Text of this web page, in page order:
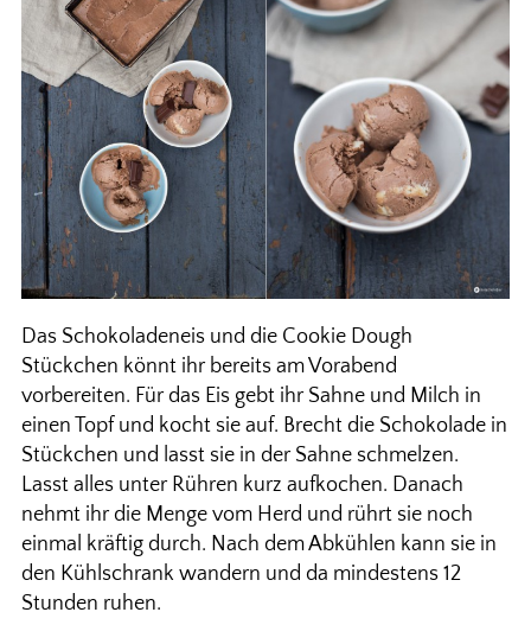
Das Schokoladeneis und die Cookie Dough
Stückchen könnt ihr bereits am Vorabend
vorbereiten. Für das Eis gebt ihr Sahne und Milch in
einen Topf und kocht sie auf. Brecht die Schokolade in
Stückchen und lasst sie in der Sahne schmelzen.
Lasst alles unter Rühren kurz aufkochen. Danach
nehmt ihr die Menge vom Herd und rührt sie noch
einmal kräftig durch. Nach dem Abkühlen kann sie in
den Kühlschrank wandern und da mindestens 12
Stunden ruhen.